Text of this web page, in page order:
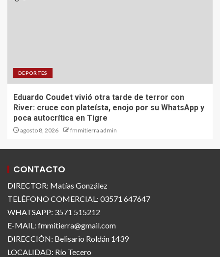
DEPORTES
Eduardo Coudet vivió otra tarde de terror con
River: cruce con plateísta, enojo por su WhatsApp y
poca autocrítica en Tigre
agosto 8, 2026 fmmitierra admin
CONTACTO
DIRECTOR: Matías González
TELÉFONO COMERCIAL: 03571 647647
WHATSAPP: 3571 515212
E-MAIL: fmmitierra@gmail.com
DIRECCIÓN: Belisario Roldán 1439
LOCALIDAD: Río Tecero